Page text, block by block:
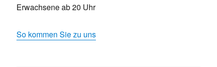
Erwachsene ab 20 Uhr
So kommen Sie zu uns